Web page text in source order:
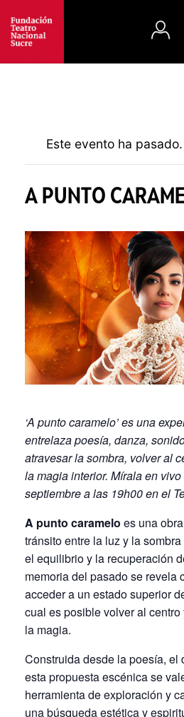
Este evento ha pasado.
A PUNTO
‘A punto caramelo’ es una
entrelaza poesía, danza,
atravesar la sombra, volver al
la magia interior. Mírala en
septiembre a las 19h00 en el
A punto caramelo es una
tránsito entre la luz y la
el equilibrio y la recuperación
memoria del pasado se revela
acceder a un estado superior
cual es posible volver al
la magia.
Construida desde la poesía, el
esta propuesta escénica se
herramienta de exploración y
una búsqueda estética y